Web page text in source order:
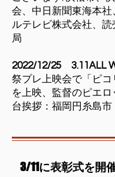
会、中日新聞東海本社
ルテレビ株式会社、読
局
2022/12/25 3.11ALL
祭プレ上映会で「ピコ
を上映、監督のピエ
台挨拶：福岡円糸島市
3/11に表彰式を開